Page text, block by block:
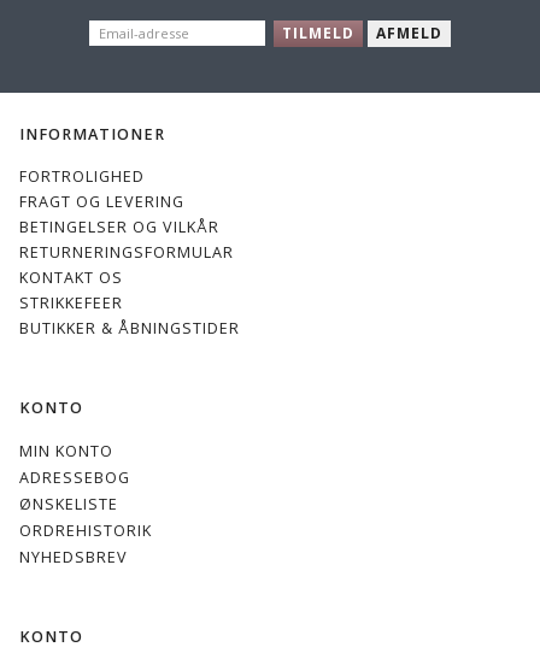
EMAIL-
ADRESSE
TILMELD AFMELD
INFORMATIONER
FORTROLIGHED
FRAGT OG LEVERING
BETINGELSER OG VILKÅR
RETURNERINGSFORMULAR
KONTAKT OS
STRIKKEFEER
BUTIKKER & ÅBNINGSTIDER
KONTO
MIN KONTO
ADRESSEBOG
ØNSKELISTE
ORDREHISTORIK
NYHEDSBREV
KONTO